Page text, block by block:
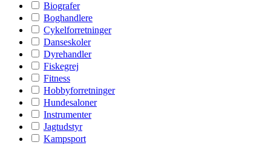
Biografer
Boghandlere
Cykelforretninger
Danseskoler
Dyrehandler
Fiskegrej
Fitness
Hobbyforretninger
Hundesaloner
Instrumenter
Jagtudstyr
Kampsport